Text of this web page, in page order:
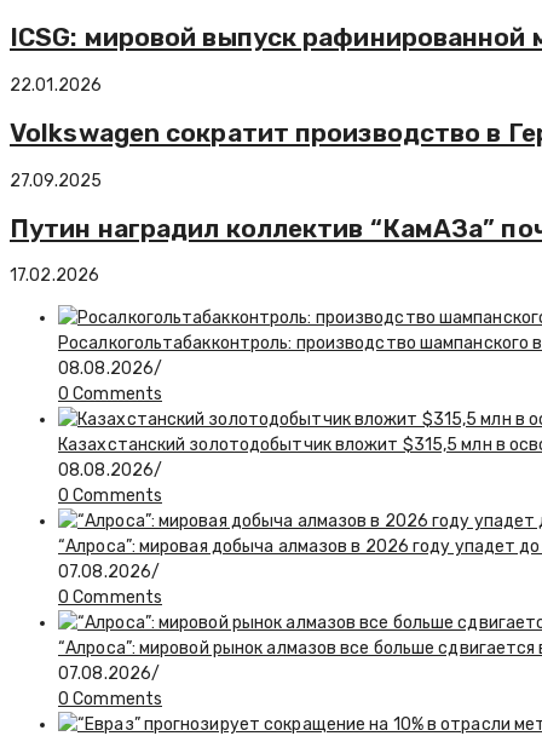
ICSG: мировой выпуск рафинированной
22.01.2026
Volkswagen сократит производство в
27.09.2025
Путин наградил коллектив “КамАЗа”
17.02.2026
Росалкогольтабакконтроль: производство шампанского
08.08.2026/
0 Comments
Казахстанский золотодобытчик вложит $315,5 млн в
08.08.2026/
0 Comments
“Алроса”: мировая добыча алмазов в 2026 году упадет
07.08.2026/
0 Comments
“Алроса”: мировой рынок алмазов все больше
07.08.2026/
0 Comments